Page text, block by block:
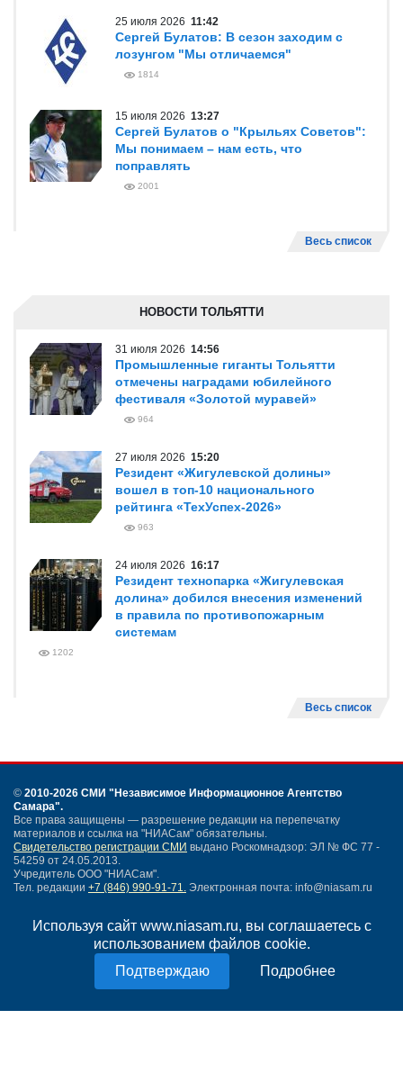
Используя сайт www.niasam.ru, вы соглашаетесь с
использованием файлов cookie.
Подробнее
25 июля 2026 11:42
Сергей Булатов: В сезон заходим с
лозунгом "Мы отличаемся"
1814
15 июля 2026 13:27
Сергей Булатов о "Крыльях Советов":
Мы понимаем – нам есть, что
поправлять
2001
Весь список
НОВОСТИ ТОЛЬЯТТИ
31 июля 2026 14:56
Промышленные гиганты Тольятти
отмечены наградами юбилейного
фестиваля «Золотой муравей»
964
27 июля 2026 15:20
Резидент «Жигулевской долины»
вошел в топ-10 национального
рейтинга «ТехУспех-2026»
963
24 июля 2026 16:17
Резидент технопарка «Жигулевская
долина» добился внесения изменений
в правила по противопожарным
системам
1202
Весь список
© 2010-2026 СМИ "Независимое Информационное Агентство
Самара".
Все права защищены — разрешение редакции на перепечатку
материалов и ссылка на "НИАСам" обязательны.
Свидетельство регистрации СМИ выдано Роскомнадзор: ЭЛ № ФС 77 -
54259 от 24.05.2013.
Учредитель ООО "НИАСам".
Тел. редакции +7 (846) 990-91-71. Электронная почта: info@niasam.ru
Карта сайта
Нашли ошибку?
Политика конфиденциальности
Согласие на обработку персональных данных